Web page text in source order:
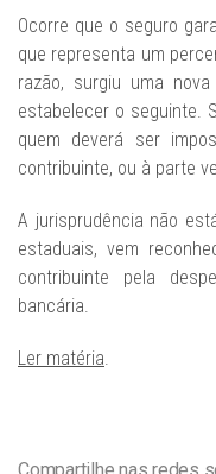
Ocorre que o seguro
que representa um
razão, surgiu uma
estabelecer o seguinte.
quem deverá ser
contribuinte, ou à parte
A jurisprudência não
estaduais, vem
contribuinte pela
bancária.
Ler matéria.